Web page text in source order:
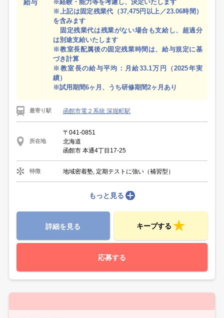
給与
※経験・能力等を考慮し、決定いたします
※上記は固定残業代（37,475円以上／23.06時間）
を含みます
固定残業代は残業がない場合も支給し、超過分
は別途支給いたします
※教室長配属後の固定残業時間は、給与規定に基
づき計算
※教室長の給与平均：月給33.1万円（2025年実
績）
※試用期間6ヶ月、うち研修期間2ヶ月あり
最寄り駅 函館市電２系統 深堀町駅
所在地
〒041-0851
北海道
函館市 本通4丁目17-25
特徴 地域密着塾, 定期テストに強い（補習型）
もっと見る
詳細を見る キープする
応募する